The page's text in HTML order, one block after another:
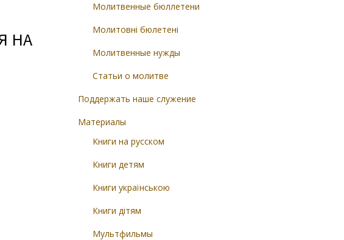
НА
Молитвенные бюллетени
Молитовні бюлетені
Молитвенные нужды
Статьи о молитве
Поддержать наше служение
Материалы
Книги на русском
Книги детям
Книги українською
Книги дітям
Мультфильмы